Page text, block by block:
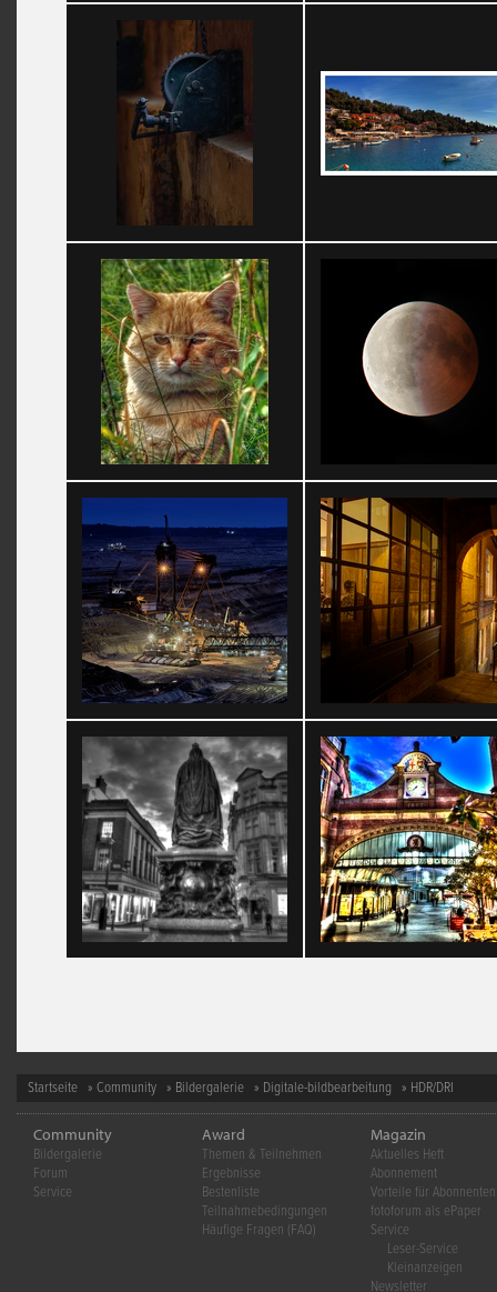
Startseite » Community » Bildergalerie » Digitale-bildbearbeitung » HDR/DRI
Community
Bildergalerie
Forum
Service
Award
Themen & Teilnehmen
Ergebnisse
Bestenliste
Teilnahmebedingungen
Häufige Fragen (FAQ)
Magazin
Aktuelles Heft
Abonnement
Vorteile für Abonnenten
fotoforum als ePaper
Service
Leser-Service
Kleinanzeigen
Newsletter